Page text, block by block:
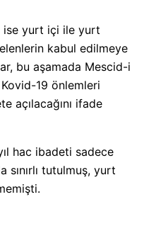
ise yurt içi ile yurt
kabul edilmeye
bu aşamada Mescid-i
19 önlemleri
açılacağını ifade
hac ibadeti sadece
sınırlı tutulmuş, yurt